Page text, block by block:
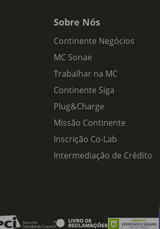
Sobre Nós
Continente Negócios
MC Sonae
Trabalhar na MC
Continente Siga
Plug&Charge
Missão Continente
Inscrição Co-Lab
Intermediação de Crédito